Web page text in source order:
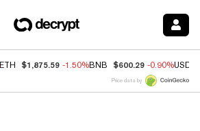
ETH $1,875.59 -1.50%BNB $600.29 -0.90%USDC
Price data by